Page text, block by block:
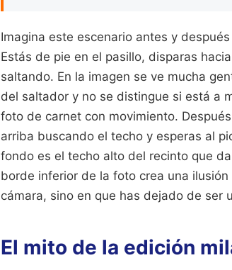
Imagina este escenario antes y
Estás de pie en el pasillo, disparas
saltando. En la imagen se ve mucha
del saltador y no se distingue si está a
foto de carnet con movimiento.
arriba buscando el techo y esperas al
fondo es el techo alto del recinto que
borde inferior de la foto crea una
cámara, sino en que has dejado de ser
El mito de la edición